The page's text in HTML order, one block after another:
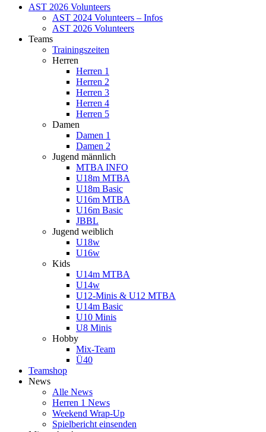
AST 2026 Volunteers
AST 2024 Volunteers – Infos
AST 2026 Volunteers
Teams
Trainingszeiten
Herren
Herren 1
Herren 2
Herren 3
Herren 4
Herren 5
Damen
Damen 1
Damen 2
Jugend männlich
MTBA INFO
U18m MTBA
U18m Basic
U16m MTBA
U16m Basic
JBBL
Jugend weiblich
U18w
U16w
Kids
U14m MTBA
U14w
U12-Minis & U12 MTBA
U14m Basic
U10 Minis
U8 Minis
Hobby
Mix-Team
Ü40
Teamshop
News
Alle News
Herren 1 News
Weekend Wrap-Up
Spielbericht einsenden